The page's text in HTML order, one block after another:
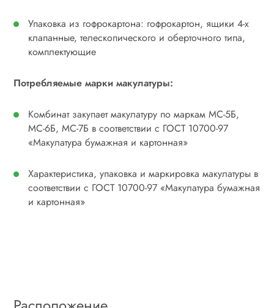
Упаковка из гофрокартона: гофрокартон, ящики 4-х
клапанные, телескопического и оберточного типа,
комплектующие
Потребляемые марки макулатуры:
Комбинат закупает макулатуру по маркам МС-5Б,
МС-6Б, МС-7Б в соответствии с ГОСТ 10700-97
«Макулатура бумажная и картонная»
Характеристика, упаковка и маркировка макулатуры в
соответствии с ГОСТ 10700-97 «Макулатура бумажная
и картонная»